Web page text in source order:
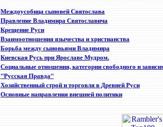
Междоусобица сыновей Святослава
Правление Владимира Святославича
Крещение Руси
Взаимоотношения язычества и христианства
Борьба между сыновьями Владимира
Киевская Русь при Ярославе Мудром.
Социальные отношения, категории свободного и
"Русская Правда"
Хозяйственный строй и торговля в Древней Руси
Основные направления внешней политики